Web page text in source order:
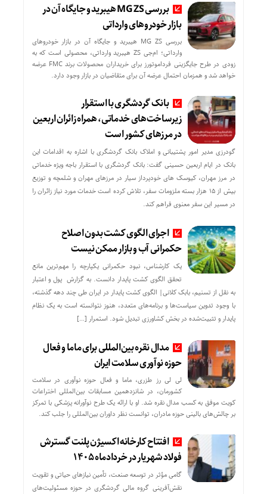
بررسی MG ZS هیبرید و جایگاه آن در
بازار خودروهای وارداتی
بررسی MG ZS هیبرید و جایگاه آن در بازار خودروهای
وارداتی؛ ام‌جی ZS هیبرید وارداتی، محصولی است که به
زودی در طرح جایگزینی فرداموتورز برای خریداران محصولات برند FMC عرضه
خواهد شد و همزمان احتمال عرضه آن برای متقاضیان در بازار وجود دارد.
بانک گردشگری با استقرار
زیرساخت‌های خدماتی، همراه زائران اربعین
در مرزهای کشور است
گودرزی مدیر امور پشتیبانی و املاک بانک گردشگری با اشاره به اقدامات این
بانک در ایام اربعین حسینی گفت: بانک گردشگری با استقرار باجه ویژه خدماتی
در مرز مهران، کیوسک های خودپرداز سیار در مرزهای مهران و شلمچه و توزیع
بیش از ۱۵ هزار بسته ملزومات سفر، تلاش کرده است خدمات مورد نیاز زائران را
در مسیر این سفر معنوی فراهم کند.
اجرای الگوی کشت بدون اصلاح
حکمرانی آب و بازار ممکن نیست
یک کارشناس، نبود حکمرانی یکپارچه را مهم‌ترین مانع
تحقق الگوی کشت پایدار دانست. به گزارش پول و اعتبار
به نقل از تسنیم، بابک کلانی| الگوی کشت پایدار در ایران طی چند دهه گذشته،
با وجود تدوین سیاست‌ها و برنامه‌های متعدد، هنوز نتوانسته است به یک نظام
پایدار و تثبیت‌شده در بخش کشاورزی تبدیل شود. استمرار […]
مدال نقره بین‌المللی برای ماما و فعال
حوزه نوآوری سلامت ایران
لی لی رز طزری، ماما و فعال حوزه نوآوری در سلامت
کشورمان، در شانزدهمین مسابقات بین‌المللی اختراعات
کویت موفق به کسب مدال نقره شد. او با ارائه یک طرح نوآورانه پزشکی با تمرکز
بر چالش‌های بالینی حوزه مادران، توانست نظر داوران بین‌المللی را جلب کند.
افتتاح کارخانه اکسیژن پلنت گسترش
فولاد شهریار در خردادماه ۱۴۰۵
گامی مؤثر در توسعه صنعت، تأمین نیازهای حیاتی و تقویت
نقش‌آفرینی گروه مالی گردشگری در حوزه مسئولیت‌های